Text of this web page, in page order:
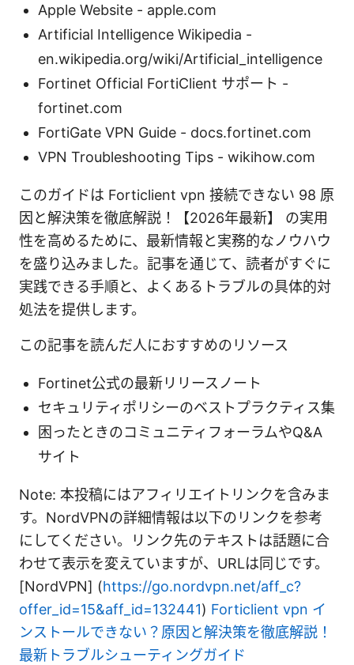
Apple Website - apple.com
Artificial Intelligence Wikipedia -
en.wikipedia.org/wiki/Artificial_intelligence
Fortinet Official FortiClient サポート -
fortinet.com
FortiGate VPN Guide - docs.fortinet.com
VPN Troubleshooting Tips - wikihow.com
このガイドは Forticlient vpn 接続できない 98 原
因と解決策を徹底解説！【2026年最新】 の実用
性を高めるために、最新情報と実務的なノウハウ
を盛り込みました。記事を通じて、読者がすぐに
実践できる手順と、よくあるトラブルの具体的対
処法を提供します。
この記事を読んだ人におすすめのリソース
Fortinet公式の最新リリースノート
セキュリティポリシーのベストプラクティス集
困ったときのコミュニティフォーラムやQ&A
サイト
Note: 本投稿にはアフィリエイトリンクを含みま
す。NordVPNの詳細情報は以下のリンクを参考
にしてください。リンク先のテキストは話題に合
わせて表示を変えていますが、URLは同じです。
[NordVPN] (https://go.nordvpn.net/aff_c?
offer_id=15&aff_id=132441) Forticlient vpn イ
ンストールできない？原因と解決策を徹底解説！
最新トラブルシューティングガイド